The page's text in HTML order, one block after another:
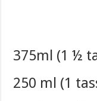
375ml (1 ½
250 ml (1